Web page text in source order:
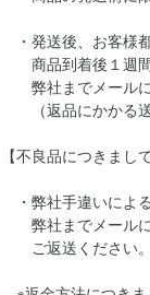
・発送後、お客様
商品到着後１週間
弊社までメールに
（返品にかかる送
【不良品につきまして
・弊社手違いによ
弊社までメールに
ご返送ください。